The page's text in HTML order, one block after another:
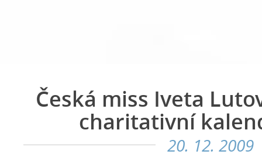
Česká miss Iveta
charitativní
20. 12. 2009